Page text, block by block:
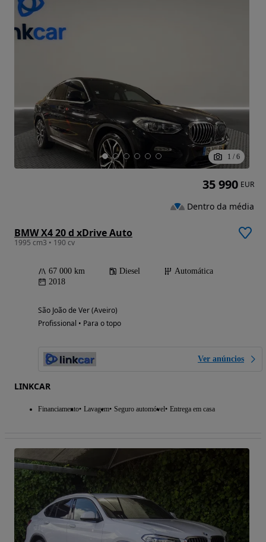
1 / 6
BMW X4 20 d xDrive Auto
1995 cm3 • 190 cv
67 000 km Diesel
Automática
2018
São João de Ver (Aveiro)
Profissional • Para o topo
Ver anúncios
LINKCAR
Financiamento Lavagem Seguro automóvel Entrega em casa
35 990 EUR
Dentro da média